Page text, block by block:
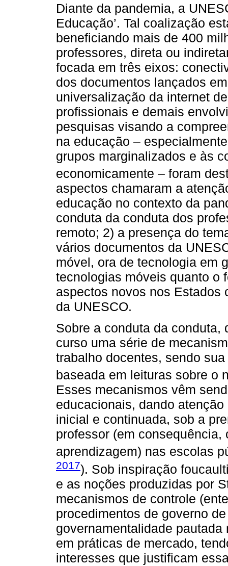
Diante da pandemia, a
Educação’. Tal coalização
beneficiando mais de 400
professores, direta ou
focada em três eixos:
dos documentos lançados
universalização da internet
profissionais e demais
pesquisas visando a
na educação –
grupos marginalizados e às
economicamente – foram
aspectos chamaram a
educação no contexto da
conduta da conduta dos
remoto; 2) a presença do
vários documentos da
móvel, ora de tecnologia em
tecnologias móveis quanto o
aspectos novos nos Estados
da UNESCO.
Sobre a conduta da conduta,
curso uma série de
trabalho docentes, sendo
baseada em leituras sobre o
Esses mecanismos vêm
educacionais, dando
inicial e continuada, sob a
professor (em
aprendizagem) nas escolas
2017). Sob inspiração
e as noções produzidas por
mecanismos de controle
procedimentos de governo
governamentalidade
em práticas de mercado,
interesses que justificam